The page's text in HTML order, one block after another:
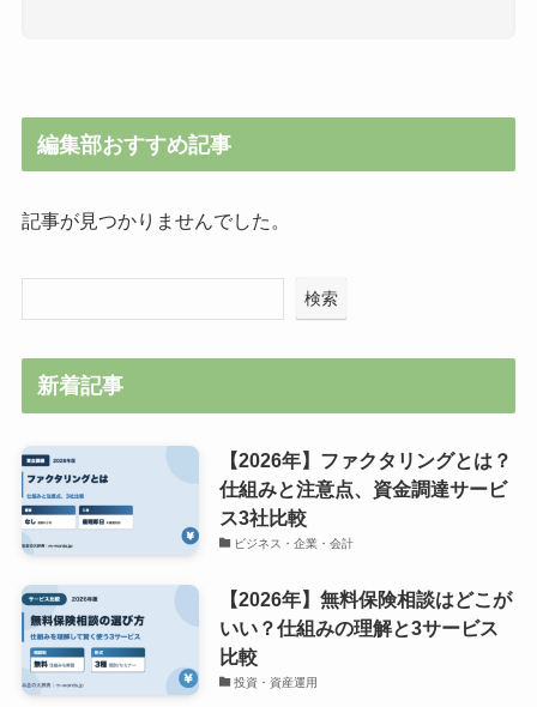
編集部おすすめ記事
記事が見つかりませんでした。
検索
新着記事
【2026年】ファクタリングとは？
仕組みと注意点、資金調達サービ
ス3社比較
ビジネス・企業・会計
【2026年】無料保険相談はどこが
いい？仕組みの理解と3サービス
比較
投資・資産運用